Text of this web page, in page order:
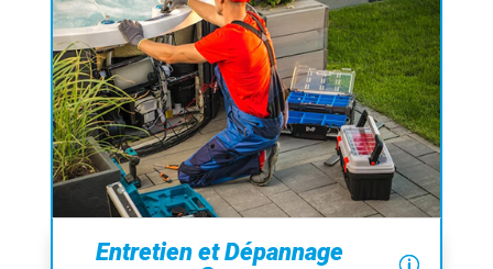
Entretien et Dépannage